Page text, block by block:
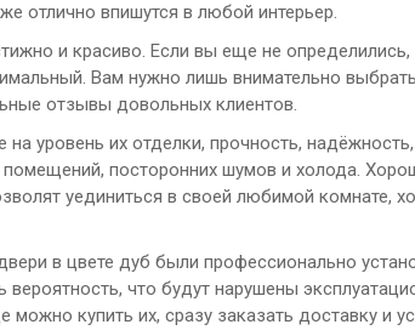
отлично впишутся в любой интерьер.
и красиво. Если вы еще не определились,
Вам нужно лишь внимательно
отзывы довольных клиентов.
уровень их отделки, прочность,
посторонних шумов и холода.
уединиться в своей любимой комнате,
в цвете дуб были профессионально
что будут нарушены
купить их, сразу заказать доставку и